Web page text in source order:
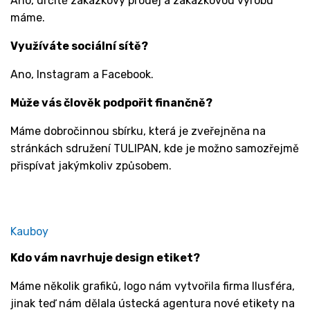
máme.
Využíváte sociální sítě?
Ano, Instagram a Facebook.
Může vás člověk podpořit finančně?
Máme dobročinnou sbírku, která je zveřejněna na
stránkách sdružení TULIPAN, kde je možno samozřejmě
přispívat jakýmkoliv způsobem.
Kauboy
Kdo vám navrhuje design etiket?
Máme několik grafiků, logo nám vytvořila firma Ilusféra,
jinak teď nám dělala ústecká agentura nové etikety na